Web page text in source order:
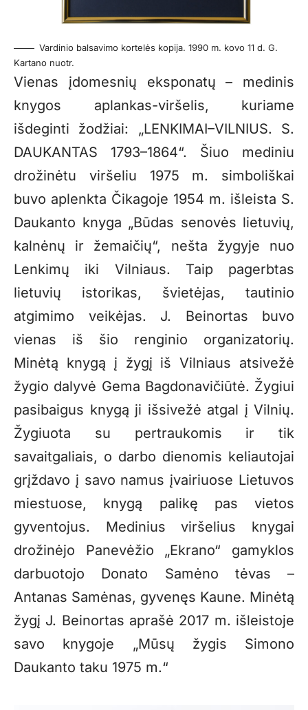
Vardinio balsavimo kortelės kopija. 1990 m. kovo 11 d. G.
Kartano nuotr.
Vienas įdomesnių eksponatų – medinis
knygos aplankas-viršelis, kuriame
išdeginti žodžiai: „LENKIMAI–VILNIUS. S.
DAUKANTAS 1793–1864“. Šiuo mediniu
drožinėtu viršeliu 1975 m. simboliškai
buvo aplenkta Čikagoje 1954 m. išleista S.
Daukanto knyga „Būdas senovės lietuvių,
kalnėnų ir žemaičių“, nešta žygyje nuo
Lenkimų iki Vilniaus. Taip pagerbtas
lietuvių istorikas, švietėjas, tautinio
atgimimo veikėjas. J. Beinortas buvo
vienas iš šio renginio organizatorių.
Minėtą knygą į žygį iš Vilniaus atsivežė
žygio dalyvė Gema Bagdonavičiūtė. Žygiui
pasibaigus knygą ji išsivežė atgal į Vilnių.
Žygiuota su pertraukomis ir tik
savaitgaliais, o darbo dienomis keliautojai
grįždavo į savo namus įvairiuose Lietuvos
miestuose, knygą palikę pas vietos
gyventojus. Medinius viršelius knygai
drožinėjo Panevėžio „Ekrano“ gamyklos
darbuotojo Donato Samėno tėvas –
Antanas Samėnas, gyvenęs Kaune. Minėtą
žygį J. Beinortas aprašė 2017 m. išleistoje
savo knygoje „Mūsų žygis Simono
Daukanto taku 1975 m.“